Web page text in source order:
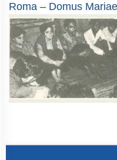
Roma – Domus